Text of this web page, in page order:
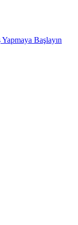
Başlayın